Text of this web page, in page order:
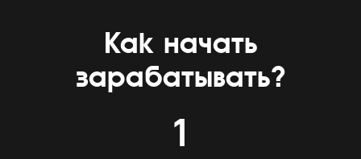
Как начать
зарабатывать?
1